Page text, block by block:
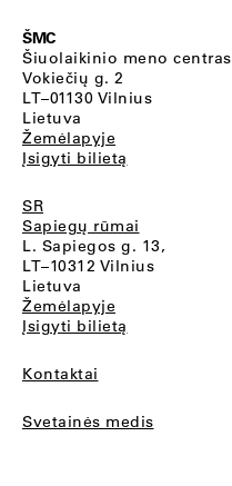
ŠMC
Šiuolaikinio meno centras
Vokiečių g. 2
LT–01130 Vilnius
Lietuva
Žemėlapyje
Įsigyti bilietą
SR
Sapiegų rūmai
L. Sapiegos g. 13,
LT–10312 Vilnius
Lietuva
Žemėlapyje
Įsigyti bilietą
Kontaktai
Svetainės medis